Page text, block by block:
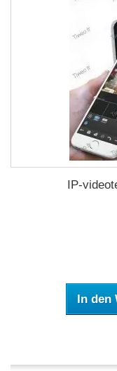
IP-
In den